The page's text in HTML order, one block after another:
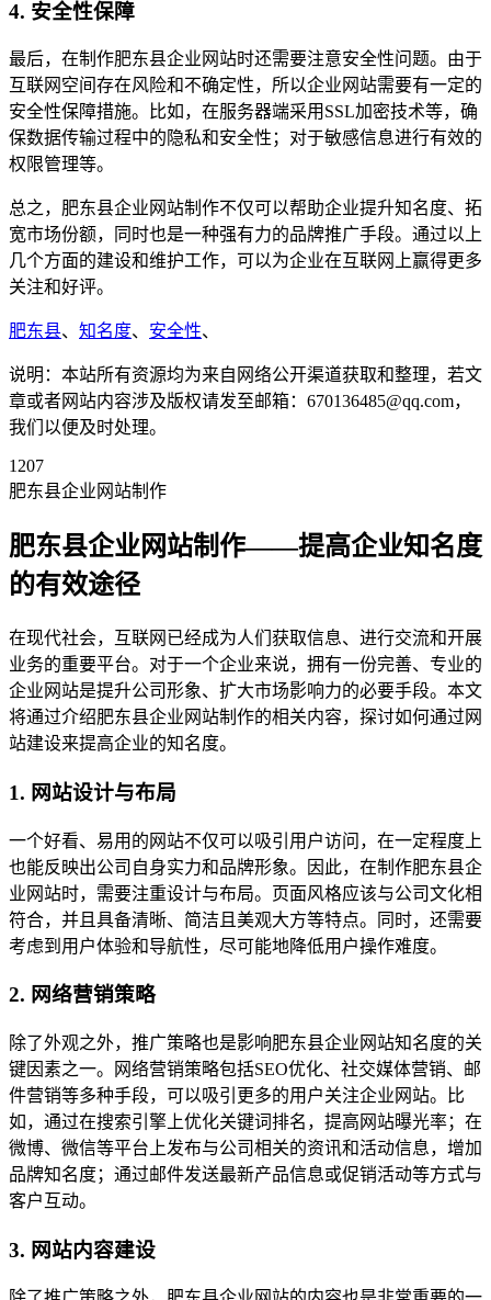
4. 安全性保障
最后，在制作肥东县企业网站时还需要注意安全性问题。由于
互联网空间存在风险和不确定性，所以企业网站需要有一定的
安全性保障措施。比如，在服务器端采用SSL加密技术等，确
保数据传输过程中的隐私和安全性；对于敏感信息进行有效的
权限管理等。
总之，肥东县企业网站制作不仅可以帮助企业提升知名度、拓
宽市场份额，同时也是一种强有力的品牌推广手段。通过以上
几个方面的建设和维护工作，可以为企业在互联网上赢得更多
关注和好评。
肥东县、 知名度、 安全性、
说明：本站所有资源均为来自网络公开渠道获取和整理，若文
章或者网站内容涉及版权请发至邮箱：670136485@qq.com，
我们以便及时处理。
1207
肥东县企业网站制作
肥东县企业网站制作——提高企业知名度
的有效途径
在现代社会，互联网已经成为人们获取信息、进行交流和开展
业务的重要平台。对于一个企业来说，拥有一份完善、专业的
企业网站是提升公司形象、扩大市场影响力的必要手段。本文
将通过介绍肥东县企业网站制作的相关内容，探讨如何通过网
站建设来提高企业的知名度。
1. 网站设计与布局
一个好看、易用的网站不仅可以吸引用户访问，在一定程度上
也能反映出公司自身实力和品牌形象。因此，在制作肥东县企
业网站时，需要注重设计与布局。页面风格应该与公司文化相
符合，并且具备清晰、简洁且美观大方等特点。同时，还需要
考虑到用户体验和导航性，尽可能地降低用户操作难度。
2. 网络营销策略
除了外观之外，推广策略也是影响肥东县企业网站知名度的关
键因素之一。网络营销策略包括SEO优化、社交媒体营销、邮
件营销等多种手段，可以吸引更多的用户关注企业网站。比
如，通过在搜索引擎上优化关键词排名，提高网站曝光率；在
微博、微信等平台上发布与公司相关的资讯和活动信息，增加
品牌知名度；通过邮件发送最新产品信息或促销活动等方式与
客户互动。
3. 网站内容建设